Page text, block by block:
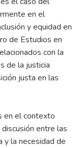
en el
y equidad en
de Estudios en
con la
de la justicia
justa en las
en el contexto
entre las
y la necesidad de